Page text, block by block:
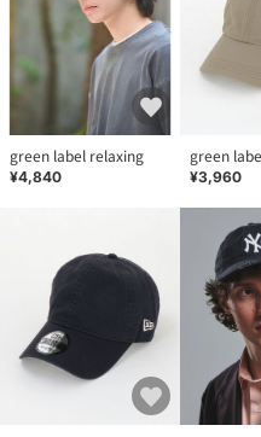
green label relaxing
¥4,840
green
¥3,960